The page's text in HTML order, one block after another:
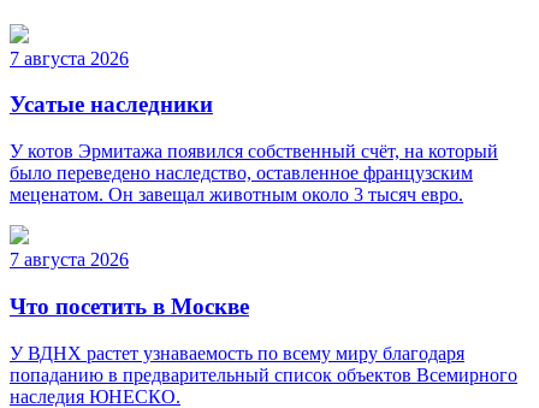
7 августа 2026
Усатые наследники
У котов Эрмитажа появился собственный счёт, на который
было переведено наследство, оставленное французским
меценатом. Он завещал животным около 3 тысяч евро.
7 августа 2026
Что посетить в Москве
У ВДНХ растет узнаваемость по всему миру благодаря
попаданию в предварительный список объектов Всемирного
наследия ЮНЕСКО.